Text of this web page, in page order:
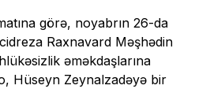
görə, noyabrın 26-da
Raxnavard Məşhədin
əməkdaşlarına
Hüseyn Zeynalzadəyə bir